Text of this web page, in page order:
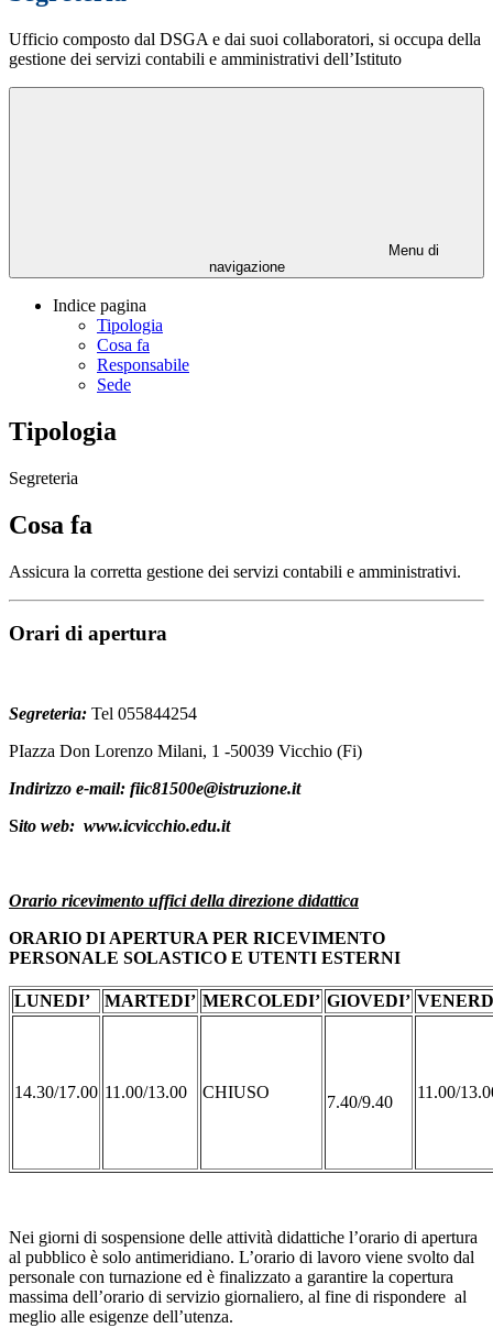
Ufficio composto dal DSGA e dai suoi collaboratori, si occupa della
gestione dei servizi contabili e amministrativi dell’Istituto
Menu di
navigazione
Indice pagina
Tipologia
Cosa fa
Responsabile
Sede
Tipologia
Segreteria
Cosa fa
Assicura la corretta gestione dei servizi contabili e amministrativi.
Orari di apertura
Segreteria: Tel 055844254
PIazza Don Lorenzo Milani, 1 -50039 Vicchio (Fi)
Indirizzo e-mail: fiic81500e@istruzione.it
Sito web: www.icvicchio.edu.it
Orario ricevimento uffici della direzione didattica
ORARIO DI APERTURA PER RICEVIMENTO
PERSONALE SOLASTICO E UTENTI ESTERNI
LUNEDI’ MARTEDI’ MERCOLEDI’ GIOVEDI’
14.30/17.00 11.00/13.00 CHIUSO
7.40/9.40
11.00/
Nei giorni di sospensione delle attività didattiche l’orario di apertura
al pubblico è solo antimeridiano. L’orario di lavoro viene svolto dal
personale con turnazione ed è finalizzato a garantire la copertura
massima dell’orario di servizio giornaliero, al fine di rispondere al
meglio alle esigenze dell’utenza.